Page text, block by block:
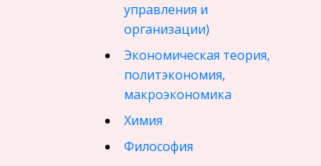
управления и
организации)
Экономическая теория,
политэкономия,
макроэкономика
Химия
Философия